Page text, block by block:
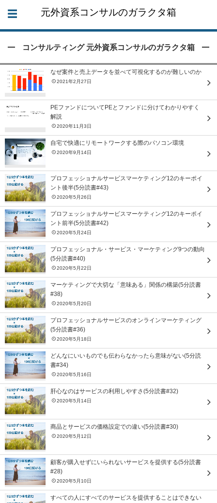
元外資系コンサルのガラクタ箱
コンサルティング 元外資系コンサルのガラクタ箱
なぜ案件と売上データを並べて可視化するのが難しいのか
2021年2月27日
PEファンドについてPEとファンドに分けてわかりやすく
解説
2020年11月3日
自宅で快適にリモートワークする際のパソコン環境
2020年9月14日
プロフェッショナルサービスマーケティング12のキーポイ
ント後半(5分読書#43)
2020年5月26日
プロフェッショナルサービスマーケティング12のキーポイ
ント前半(5分読書#42)
2020年5月24日
プロフェッショナル・サービス・マーケティング9つの動向
(5分読書#40)
2020年5月22日
マーケティングで大切な「意味ある」関係の構築(5分読書
#38)
2020年5月20日
プロフェッショナルサービスのオンラインマーケティング
(5分読書#36)
2020年5月18日
どんなにいいものでも伝わらなかったら意味がない(5分読
書#34)
2020年5月16日
肝心なのはサービスの利用しやすさ(5分読書#32)
2020年5月14日
商品とサービスの価格設定での違い(5分読書#30)
2020年5月12日
顧客が購入せずにいられないサービスを提供する(5分読書
#28)
2020年5月10日
すべての人にすべてのサービスを提供することはできない